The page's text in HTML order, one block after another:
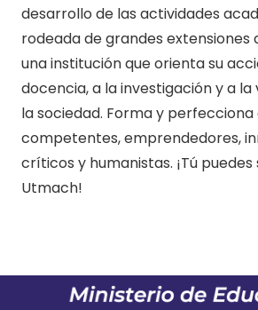
desarrollo de las actividades
rodeada de grandes extensiones
una institución que orienta su
docencia, a la investigación y a
la sociedad. Forma y
competentes, emprendedores,
críticos y humanistas. ¡Tú
Utmach!